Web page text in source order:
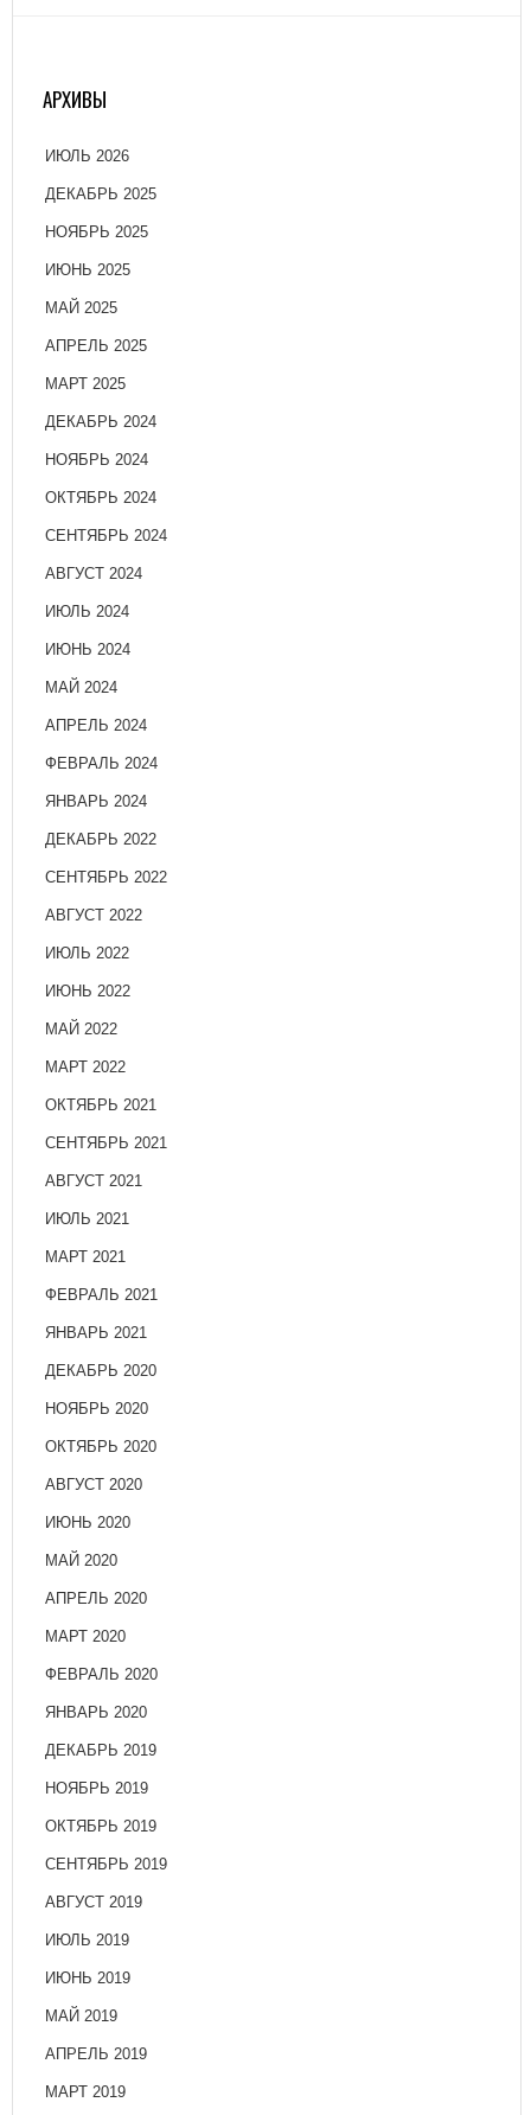
АРХИВЫ
ИЮЛЬ 2026
ДЕКАБРЬ 2025
НОЯБРЬ 2025
ИЮНЬ 2025
МАЙ 2025
АПРЕЛЬ 2025
МАРТ 2025
ДЕКАБРЬ 2024
НОЯБРЬ 2024
ОКТЯБРЬ 2024
СЕНТЯБРЬ 2024
АВГУСТ 2024
ИЮЛЬ 2024
ИЮНЬ 2024
МАЙ 2024
АПРЕЛЬ 2024
ФЕВРАЛЬ 2024
ЯНВАРЬ 2024
ДЕКАБРЬ 2022
СЕНТЯБРЬ 2022
АВГУСТ 2022
ИЮЛЬ 2022
ИЮНЬ 2022
МАЙ 2022
МАРТ 2022
ОКТЯБРЬ 2021
СЕНТЯБРЬ 2021
АВГУСТ 2021
ИЮЛЬ 2021
МАРТ 2021
ФЕВРАЛЬ 2021
ЯНВАРЬ 2021
ДЕКАБРЬ 2020
НОЯБРЬ 2020
ОКТЯБРЬ 2020
АВГУСТ 2020
ИЮНЬ 2020
МАЙ 2020
АПРЕЛЬ 2020
МАРТ 2020
ФЕВРАЛЬ 2020
ЯНВАРЬ 2020
ДЕКАБРЬ 2019
НОЯБРЬ 2019
ОКТЯБРЬ 2019
СЕНТЯБРЬ 2019
АВГУСТ 2019
ИЮЛЬ 2019
ИЮНЬ 2019
МАЙ 2019
АПРЕЛЬ 2019
МАРТ 2019